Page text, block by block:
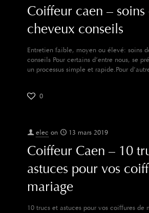
Coiffeur caen – soins
cheveux conseils
Entretien faible, moyen ou élevé: soins
conseils Pour certains d’entre nous, se
un processus simple et rapide.Pour
0
elec on 13 mars 2019
Coiffeur Caen – 10
astuces pour vos
mariage
10 trucs et astuces pour vos coiffures de